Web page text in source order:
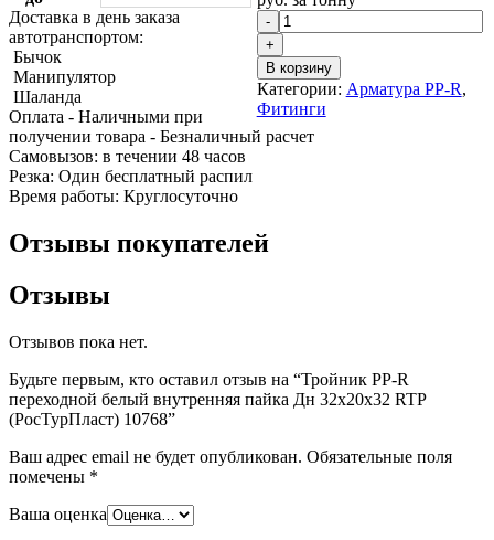
Трубы
нержавеющие
алюминиевая
Швеллер
алюминиевый
Шина
алюминиевая
Шестигранник
латунный
Квадрат
Шина
медная
Круг
(пруток)
Лента
стальные
Крепеж
Опоры
Фитинги
резьбовые
латунные
стальные
-
+
В корзину
Категории: Арматура PP-R,
Фитинги
Доставка в день заказа
автотранспортом:
Бычок
Манипулятор
Шаланда
Оплата - Наличными при
получении товара - Безналичный расчет
Cамовызов: в течении 48 часов
Резка: Один бесплатный распил
Время работы: Круглосуточно
Отзывы покупателей
Отзывы
Отзывов пока нет.
Будьте первым, кто оставил отзыв на “Тройник PP-R
переходной белый внутренняя пайка Дн 32x20x32 RTP
(РосТурПласт) 10768”
Ваш адрес email не будет опубликован. Обязательные поля
помечены *
Ваша оценка